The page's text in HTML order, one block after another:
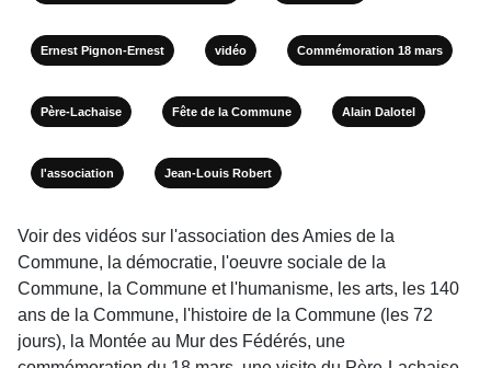
Ernest Pignon-Ernest vidéo Commémoration 18 mars
Père-Lachaise Fête de la Commune Alain Dalotel
l'association Jean-Louis Robert
Voir des vidéos sur l'association des Amies de la
Commune, la démocratie, l'oeuvre sociale de la
Commune, la Commune et l'humanisme, les arts, les 140
ans de la Commune, l'histoire de la Commune (les 72
jours), la Montée au Mur des Fédérés, une